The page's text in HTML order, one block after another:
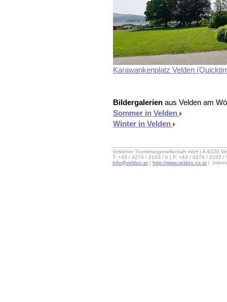
Karawankenplatz Velden
Bildergalerien aus Velden am
Sommer in Velden
Winter in Velden
Veldener Tourismusgesellschaft mbH | A-9220
T: +43 / 4274 / 2103 / 0 | F: +43 / 4274 / 2103 /
info@velden.at | http://www.velden.co.at |